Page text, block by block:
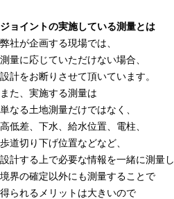
ジョイントの実施している測量とは
弊社が企画する現場では、
測量に応じていただけない場合、
設計をお断りさせて頂いています。
また、実施する測量は
単なる土地測量だけではなく、
高低差、下水、給水位置、電柱、
歩道切り下げ位置などなど、
設計する上で必要な情報を一緒に測量し
境界の確定以外にも測量することで
得られるメリットは大きいので